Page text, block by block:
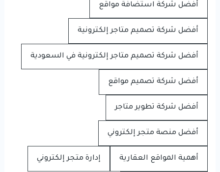
أفضل شركة استضافة مواقع
أفضل شركة تصميم متاجر إلكترونية
أفضل شركة تصميم متاجر إلكترونية في السعودية
أفضل شركة تصميم مواقع
أفضل شركة تطوير متاجر
أفضل منصة متجر إلكتروني
أهمية المواقع العقارية إدارة متجر إلكتروني